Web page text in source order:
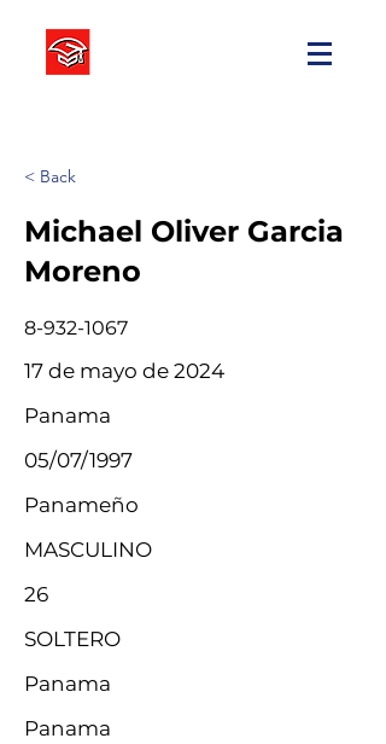
< Back
Michael Oliver Garcia
Moreno
8-932-1067
17 de mayo de 2024
Panama
05/07/1997
Panameño
MASCULINO
26
SOLTERO
Panama
Panama